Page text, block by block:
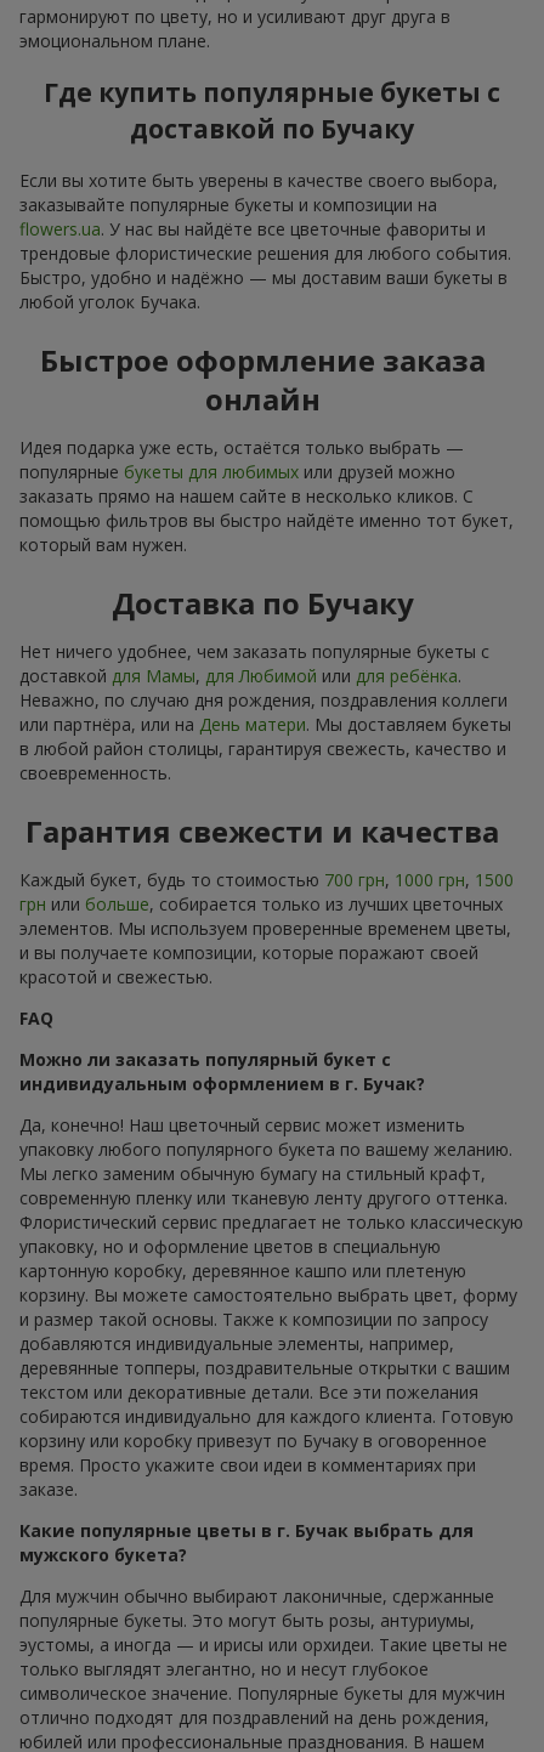
гармонируют по цвету, но и усиливают друг друга в
эмоциональном плане.
Где купить популярные букеты с
доставкой по Бучаку
Если вы хотите быть уверены в качестве своего выбора,
заказывайте популярные букеты и композиции на
flowers.ua. У нас вы найдёте все цветочные фавориты и
трендовые флористические решения для любого события.
Быстро, удобно и надёжно — мы доставим ваши букеты в
любой уголок Бучака.
Быстрое оформление заказа
онлайн
Идея подарка уже есть, остаётся только выбрать —
популярные букеты для любимых или друзей можно
заказать прямо на нашем сайте в несколько кликов. С
помощью фильтров вы быстро найдёте именно тот букет,
который вам нужен.
Доставка по Бучаку
Нет ничего удобнее, чем заказать популярные букеты с
доставкой для Мамы, для Любимой или для ребёнка.
Неважно, по случаю дня рождения, поздравления коллеги
или партнёра, или на День матери. Мы доставляем букеты
в любой район столицы, гарантируя свежесть, качество и
своевременность.
Гарантия свежести и качества
Каждый букет, будь то стоимостью 700 грн, 1000 грн, 1500
грн или больше, собирается только из лучших цветочных
элементов. Мы используем проверенные временем цветы,
и вы получаете композиции, которые поражают своей
красотой и свежестью.
FAQ
Можно ли заказать популярный букет с
индивидуальным оформлением в г. Бучак?
Да, конечно! Наш цветочный сервис может изменить
упаковку любого популярного букета по вашему желанию.
Мы легко заменим обычную бумагу на стильный крафт,
современную пленку или тканевую ленту другого оттенка.
Флористический сервис предлагает не только классическую
упаковку, но и оформление цветов в специальную
картонную коробку, деревянное кашпо или плетеную
корзину. Вы можете самостоятельно выбрать цвет, форму
и размер такой основы. Также к композиции по запросу
добавляются индивидуальные элементы, например,
деревянные топперы, поздравительные открытки с вашим
текстом или декоративные детали. Все эти пожелания
собираются индивидуально для каждого клиента. Готовую
корзину или коробку привезут по Бучаку в оговоренное
время. Просто укажите свои идеи в комментариях при
заказе.
Какие популярные цветы в г. Бучак выбрать для
мужского букета?
Для мужчин обычно выбирают лаконичные, сдержанные
популярные букеты. Это могут быть розы, антуриумы,
эустомы, а иногда — и ирисы или орхидеи. Такие цветы не
только выглядят элегантно, но и несут глубокое
символическое значение. Популярные букеты для мужчин
отлично подходят для поздравлений на день рождения,
юбилей или профессиональные празднования. В нашем